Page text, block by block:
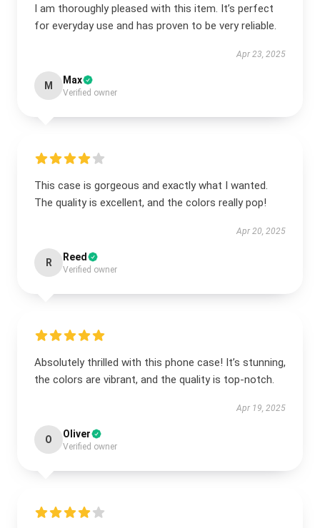
I am thoroughly pleased with this item. It’s perfect
for everyday use and has proven to be very reliable.
Apr 23, 2025
M Max
Verified owner
This case is gorgeous and exactly what I wanted.
The quality is excellent, and the colors really pop!
Apr 20, 2025
R Reed
Verified owner
Absolutely thrilled with this phone case! It’s stunning,
the colors are vibrant, and the quality is top-notch.
Apr 19, 2025
O Oliver
Verified owner